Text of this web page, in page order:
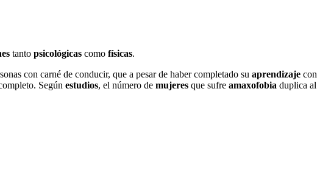
tanto psicológicas como físicas.
con carné de conducir, que a pesar de haber completado su aprendizaje con
Según estudios, el número de mujeres que sufre amaxofobia duplica al